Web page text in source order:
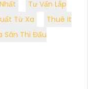
Tư Vấn Lắp
Từ Xa
Thuê It
Sân Thi Đấu